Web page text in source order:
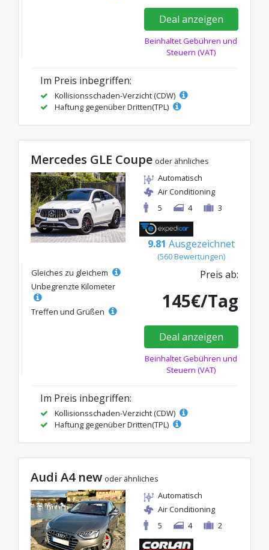
Deal anzeigen
Beinhaltet Gebühren und
Steuern (VAT)
Im Preis inbegriffen:
Kollisionsschaden-Verzicht (CDW)
Haftung gegenüber Dritten(TPL)
Mercedes GLE Coupe oder ähnliches
Automatisch
Air Conditioning
5
4 3
9.81 Ausgezeichnet
(560 Bewertungen)
Gleiches zu gleichem
Unbegrenzte Kilometer
Treffen und Grüßen
Preis ab:
145€/Tag
Deal anzeigen
Beinhaltet Gebühren und
Steuern (VAT)
Im Preis inbegriffen:
Kollisionsschaden-Verzicht (CDW)
Haftung gegenüber Dritten(TPL)
Audi A4 new oder ähnliches
Automatisch
Air Conditioning
5
4 2